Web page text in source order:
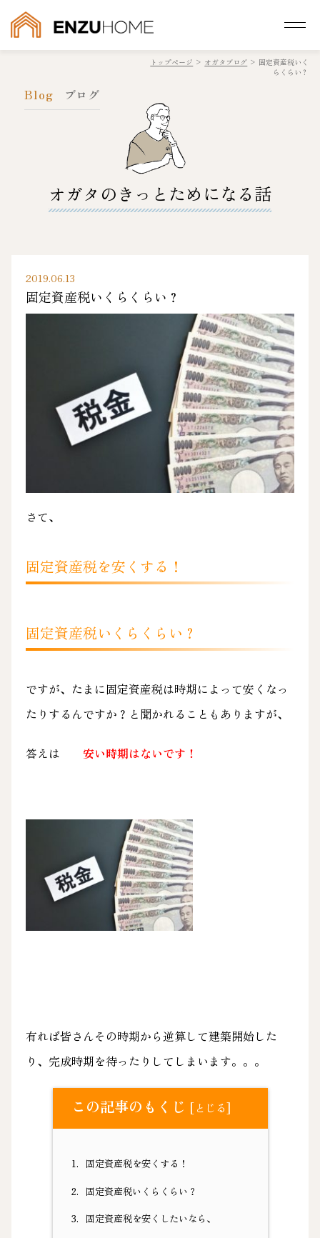
トップページ > オガタブログ > 固定資産税いく
らくらい？
Blog ブログ
オガタのきっとためになる話
2019.06.13
固定資産税いくらくらい？
さて、
固定資産税を安くする！
固定資産税いくらくらい？
ですが、たまに固定資産税は時期によって安くなっ
たりするんですか？と聞かれることもありますが、
答えは 安い時期はないです！
有れば皆さんその時期から逆算して建築開始した
り、完成時期を待ったりしてしまいます。。。
この記事のもくじ [とじる]
1. 固定資産税を安くする！
2. 固定資産税いくらくらい？
3. 固定資産税を安くしたいなら、